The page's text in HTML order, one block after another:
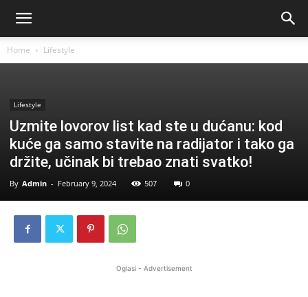
Home Lifestyle
Lifestyle
Uzmite lovorov list kad ste u dućanu: kod
kuće ga samo stavite na radijator i tako ga
držite, učinak bi trebao znati svatko!
By Admin - February 9, 2024 507 0
Oglasi - Advertisement